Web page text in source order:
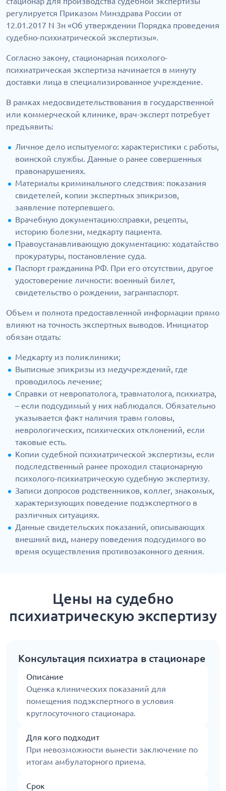
регулируется Приказом Минздрава России от
12.01.2017 N 3н «Об утверждении Порядка проведения
судебно-психиатрической экспертизы».
Согласно закону, стационарная психолого-
психиатрическая экспертиза начинается в минуту
доставки лица в специализированное учреждение.
В рамках медосвидетельствования в государственной
или коммерческой клинике, врач-эксперт потребует
предъявить:
Личное дело испытуемого: характеристики с работы,
воинской службы. Данные о ранее совершенных
правонарушениях.
Материалы криминального следствия: показания
свидетелей, копии экспертных эпикризов,
заявление потерпевшего.
Врачебную документацию:справки, рецепты,
историю болезни, медкарту пациента.
Правоустанавливающую документацию: ходатайство
прокуратуры, постановление суда.
Паспорт гражданина РФ. При его отсутствии, другое
удостоверение личности: военный билет,
свидетельство о рождении, загранпаспорт.
Объем и полнота предоставленной информации прямо
влияют на точность экспертных выводов. Инициатор
обязан отдать:
Медкарту из поликлиники;
Выписные эпикризы из медучреждений, где
проводилось лечение;
Справки от невропатолога, травматолога, психиатра,
– если подсудимый у них наблюдался. Обязательно
указывается факт наличия травм головы,
неврологических, психических отклонений, если
таковые есть.
Копии судебной психиатрической экспертизы, если
подследственный ранее проходил стационарную
психолого-психиатрическую судебную экспертизу.
Записи допросов родственников, коллег, знакомых,
характеризующих поведение подэкспертного в
различных ситуациях.
Данные свидетельских показаний, описывающих
внешний вид, манеру поведения подсудимого во
время осуществления противозаконного деяния.
Цены на судебно
психиатрическую экспертизу
Консультация психиатра в стационаре
Описание
Оценка клинических показаний для
помещения подэкспертного в условия
круглосуточного стационара.
Для кого подходит
При невозможности вынести заключение по
итогам амбулаторного приема.
Срок